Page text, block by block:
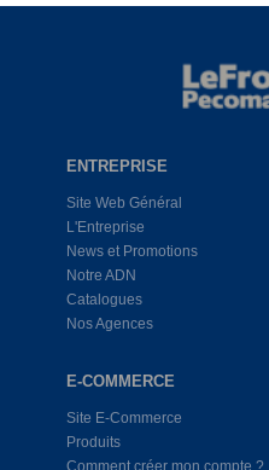
ENTREPRISE
Site Web Général
L'Entreprise
News et Promotions
Notre ADN
Catalogues
Nos Agences
E-COMMERCE
Site E-Commerce
Produits
Comment créer mon compte ?